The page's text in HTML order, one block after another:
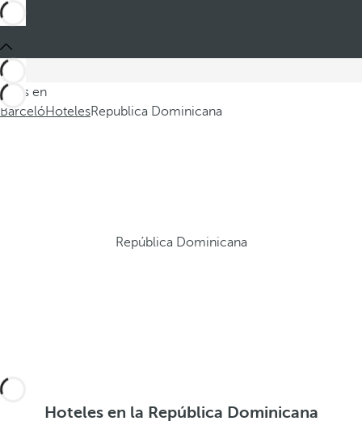
Estás en
BarcelóHotelesRepublica Dominicana
República Dominicana
Hoteles en la República Dominicana